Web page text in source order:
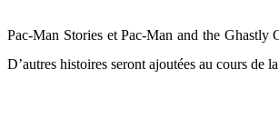
Pac-Man Stories et Pac-Man and the Ghastly
D’autres histoires seront ajoutées au cours de